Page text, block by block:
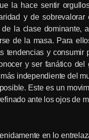
la hace sentir
y de
la clase dominante,
de la masa. Para
tendencias y
y ser fanático
independiente del
Este es un
ante los ojos de
en lo